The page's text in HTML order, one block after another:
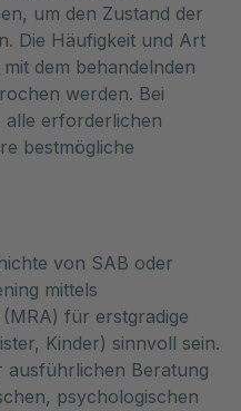
um den Zustand der
Die Häufigkeit und Art
dem behandelnden
werden. Bei
erforderlichen
bestmögliche
von SAB oder
mittels
für erstgradige
Kinder) sinnvoll sein.
ausführlichen Beratung
psychologischen